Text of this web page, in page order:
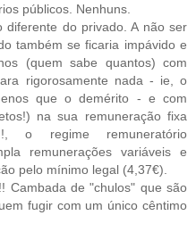
públicos. Nenhuns.
diferente do privado. A não ser
também se ficaria impávido e
(quem sabe quantos) com
rigorosamente nada - ie, o
que o demérito - e com
na sua remuneração fixa
o regime remuneratório
remunerações variáveis e
pelo mínimo legal (4,37€).
Cambada de "chulos" que são
fugir com um único cêntimo